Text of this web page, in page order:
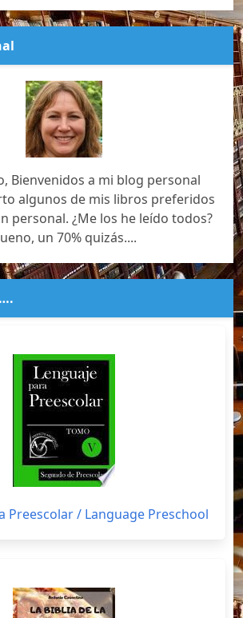
Bienvenidos a mi blog personal
algunos de mis libros preferidos
personal. ¿Me los he leído todos?
un 70% quizás....
Preescolar / Language Preschool